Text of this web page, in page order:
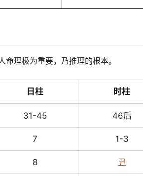
理极为重要，乃推理的根本。
日柱 时柱
31-45 46后
7 1-3
8 丑